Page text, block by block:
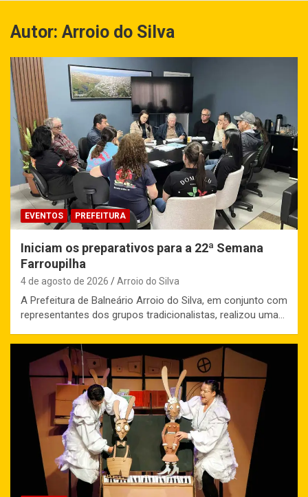
Autor: Arroio do Silva
EVENTOS PREFEITURA
Iniciam os preparativos para a 22ª Semana
Farroupilha
4 de agosto de 2026 Arroio do Silva
A Prefeitura de Balneário Arroio do Silva, em conjunto com
representantes dos grupos tradicionalistas, realizou uma…